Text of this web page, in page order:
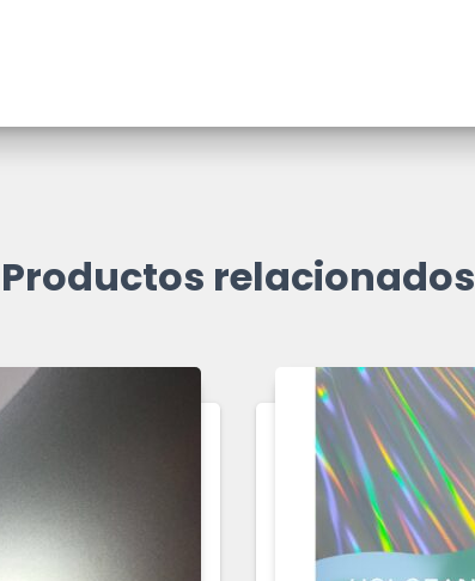
Productos relacionados